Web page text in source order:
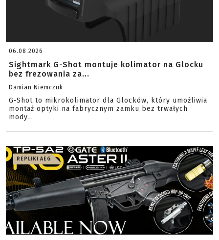
06.08.2026
Sightmark G-Shot montuje kolimator na Glocku
bez frezowania za...
Damian Niemczuk
G-Shot to mikrokolimator dla Glocków, który umożliwia
montaż optyki na fabrycznym zamku bez trwałych
mody...
REPLIKI AEG